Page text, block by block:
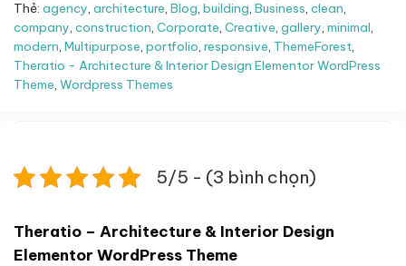
Thẻ: agency, architecture, Blog, building, Business, clean,
company, construction, Corporate, Creative, gallery, minimal,
modern, Multipurpose, portfolio, responsive, ThemeForest,
Theratio - Architecture & Interior Design Elementor WordPress
Theme, Wordpress Themes
5/5 - (3 bình chọn)
Theratio – Architecture & Interior Design
Elementor WordPress Theme